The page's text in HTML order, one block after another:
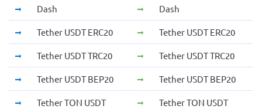
Dash Dash
Tether USDT ERC20 Tether USDT ERC20
Tether USDT TRC20 Tether USDT TRC20
Tether USDT BEP20 Tether USDT BEP20
Tether TON USDT Tether TON USDT